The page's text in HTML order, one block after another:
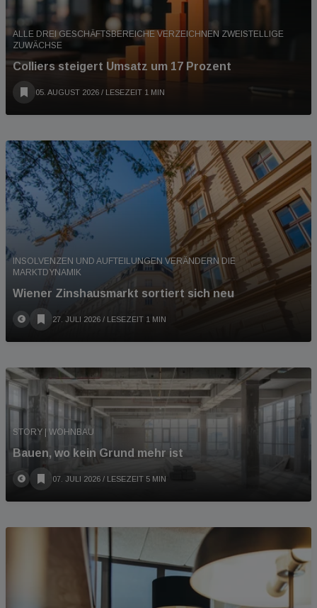
ALLE DREI GESCHÄFTSBEREICHE VERZEICHNEN ZWEISTELLIGE
ZUWÄCHSE
Colliers steigert Umsatz um 17 Prozent
05. AUGUST 2026 / LESEZEIT 1 MIN
INSOLVENZEN UND AUFTEILUNGEN VERÄNDERN DIE
MARKTDYNAMIK
Wiener Zinshausmarkt sortiert sich neu
27. JULI 2026 / LESEZEIT 1 MIN
STORY | WOHNBAU
Bauen, wo kein Grund mehr ist
07. JULI 2026 / LESEZEIT 5 MIN